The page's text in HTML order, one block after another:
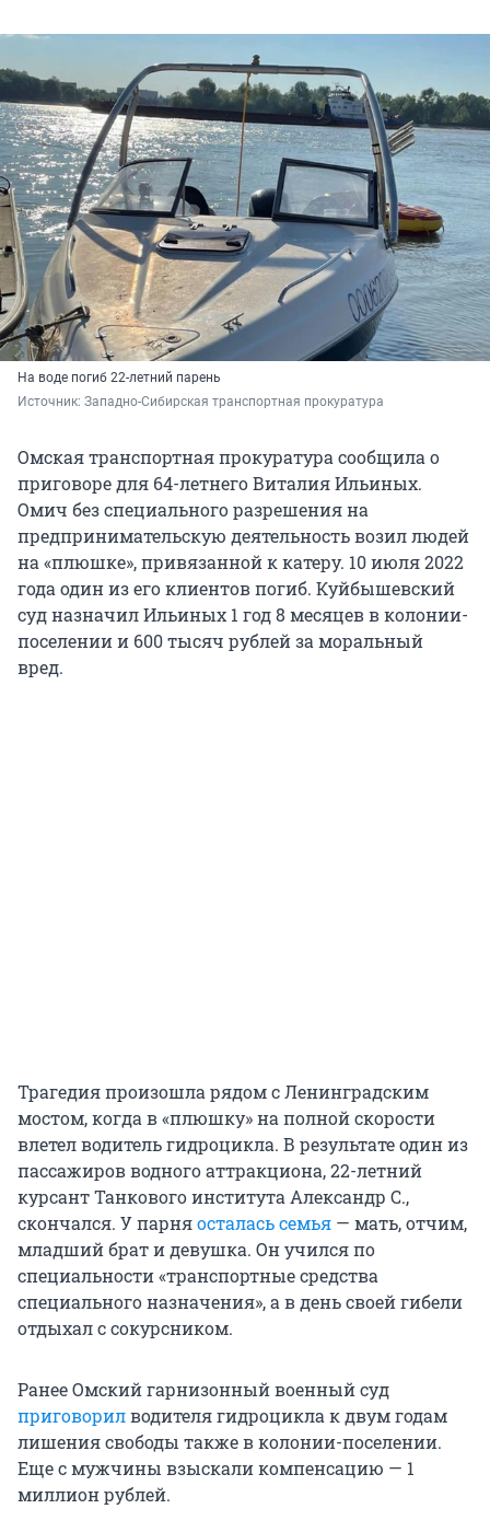
На воде погиб 22-летний парень
Источник: Западно-Сибирская транспортная прокуратура
Омская транспортная прокуратура сообщила о
приговоре для 64-летнего Виталия Ильиных.
Омич без специального разрешения на
предпринимательскую деятельность возил людей
на «плюшке», привязанной к катеру. 10 июля 2022
года один из его клиентов погиб. Куйбышевский
суд назначил Ильиных 1 год 8 месяцев в колонии-
поселении и 600 тысяч рублей за моральный
вред.
Трагедия произошла рядом с Ленинградским
мостом, когда в «плюшку» на полной скорости
влетел водитель гидроцикла. В результате один из
пассажиров водного аттракциона, 22-летний
курсант Танкового института Александр С.,
скончался. У парняосталась семья — мать, отчим,
младший брат и девушка. Он учился по
специальности «транспортные средства
специального назначения», а в день своей гибели
отдыхал с сокурсником.
Ранее Омский гарнизонный военный суд
приговорилводителя гидроцикла к двум годам
лишения свободы также в колонии-поселении.
Еще с мужчины взыскали компенсацию — 1
миллион рублей.